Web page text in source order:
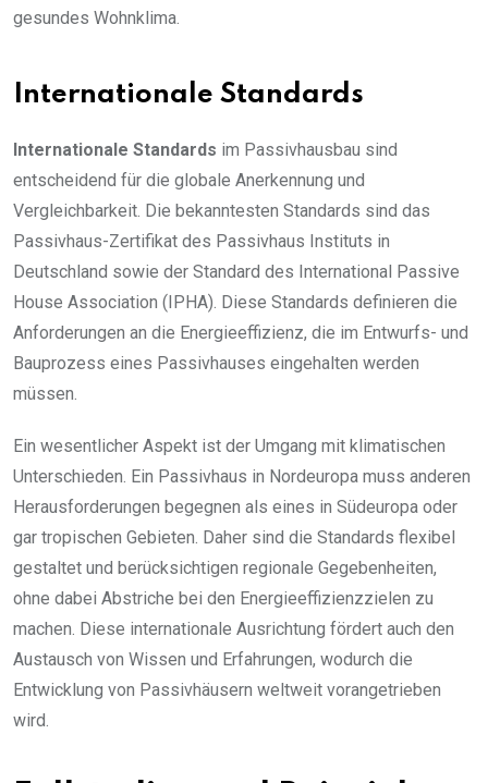
gesundes Wohnklima.
Internationale Standards
Internationale Standards im Passivhausbau sind
entscheidend für die globale Anerkennung und
Vergleichbarkeit. Die bekanntesten Standards sind das
Passivhaus-Zertifikat des Passivhaus Instituts in
Deutschland sowie der Standard des International Passive
House Association (IPHA). Diese Standards definieren die
Anforderungen an die Energieeffizienz, die im Entwurfs- und
Bauprozess eines Passivhauses eingehalten werden
müssen.
Ein wesentlicher Aspekt ist der Umgang mit klimatischen
Unterschieden. Ein Passivhaus in Nordeuropa muss anderen
Herausforderungen begegnen als eines in Südeuropa oder
gar tropischen Gebieten. Daher sind die Standards flexibel
gestaltet und berücksichtigen regionale Gegebenheiten,
ohne dabei Abstriche bei den Energieeffizienzzielen zu
machen. Diese internationale Ausrichtung fördert auch den
Austausch von Wissen und Erfahrungen, wodurch die
Entwicklung von Passivhäusern weltweit vorangetrieben
wird.